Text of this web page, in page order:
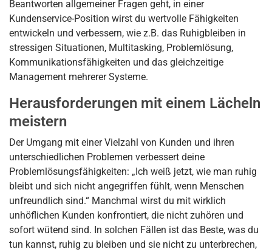
Beantworten allgemeiner Fragen geht, in einer
Kundenservice-Position wirst du wertvolle Fähigkeiten
entwickeln und verbessern, wie z.B. das Ruhigbleiben in
stressigen Situationen, Multitasking, Problemlösung,
Kommunikationsfähigkeiten und das gleichzeitige
Management mehrerer Systeme.
Herausforderungen mit einem Lächeln
meistern
Der Umgang mit einer Vielzahl von Kunden und ihren
unterschiedlichen Problemen verbessert deine
Problemlösungsfähigkeiten: „Ich weiß jetzt, wie man ruhig
bleibt und sich nicht angegriffen fühlt, wenn Menschen
unfreundlich sind.“ Manchmal wirst du mit wirklich
unhöflichen Kunden konfrontiert, die nicht zuhören und
sofort wütend sind. In solchen Fällen ist das Beste, was du
tun kannst, ruhig zu bleiben und sie nicht zu unterbrechen,